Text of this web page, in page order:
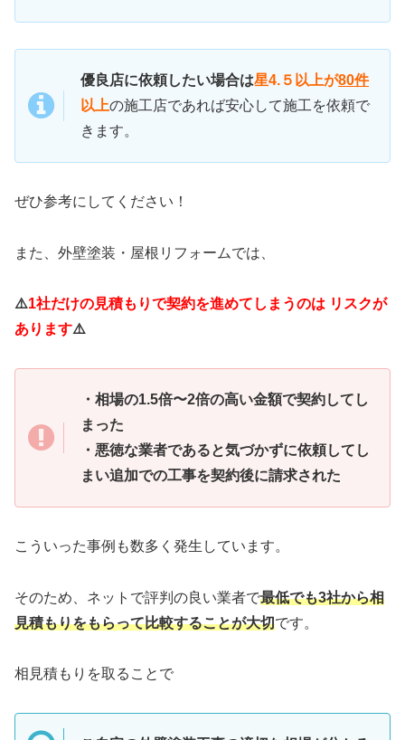
優良店に依頼したい場合は星4.５以上が80件
以上の施工店であれば安心して施工を依頼で
きます。
ぜひ参考にしてください！
また、外壁塗装・屋根リフォームでは、
⚠️1社だけの見積もりで契約を進めてしまうのは リスクが
あります⚠️
・相場の1.5倍〜2倍の高い金額で契約してし
まった
・悪徳な業者であると気づかずに依頼してし
まい追加での工事を契約後に請求された
こういった事例も数多く発生しています。
そのため、ネットで評判の良い業者で最低でも3社から相
見積もりをもらって比較することが大切です。
相見積もりを取ることで